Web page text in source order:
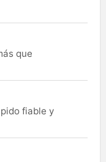
que
fiable y